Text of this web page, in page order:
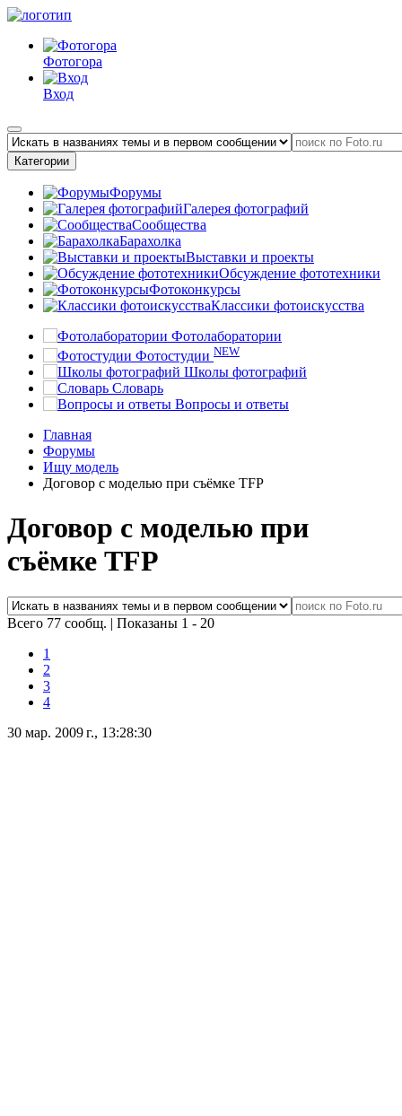
Фотогора
Вход
Категории
Форумы
Галерея фотографий
Сообщества
Барахолка
Выставки и проекты
Обсуждение фототехники
Фотоконкурсы
Классики фотоискусства
Фотолаборатории
Фотостудии NEW
Школы фотографий
Словарь
Вопросы и ответы
Главная
Форумы
Ищу модель
Договор с моделью при съёмке TFP
Договор с моделью при
съёмке TFP
Всего 77 сообщ. | Показаны 1 - 20
1
2
3
4
30 мар. 2009 г., 13:28:30